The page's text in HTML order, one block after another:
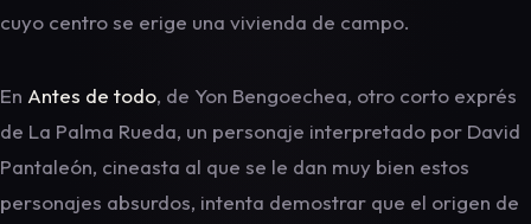
cuyo centro se erige una vivienda de campo.
En Antes de todo, de Yon Bengoechea, otro corto exprés
de La Palma Rueda, un personaje interpretado por David
Pantaleón, cineasta al que se le dan muy bien estos
personajes absurdos, intenta demostrar que el origen de